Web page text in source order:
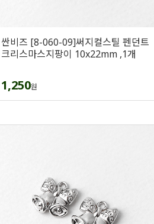
싼비즈 [8-060-09]써지컬스틸 펜던트
크리스마스지팡이 10x22mm ,1개
1,250원